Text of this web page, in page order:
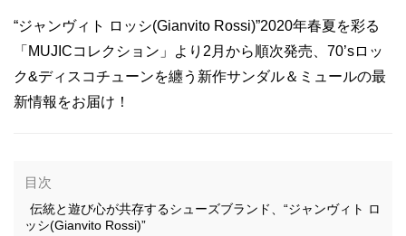
“ジャンヴィト ロッシ(Gianvito Rossi)”2020年春夏を彩る
「MUJICコレクション」より2月から順次発売、70’sロッ
ク&ディスコチューンを纏う新作サンダル＆ミュールの最
新情報をお届け！
目次
伝統と遊び心が共存するシューズブランド、“ジャンヴィト ロ
ッシ(Gianvito Rossi)”